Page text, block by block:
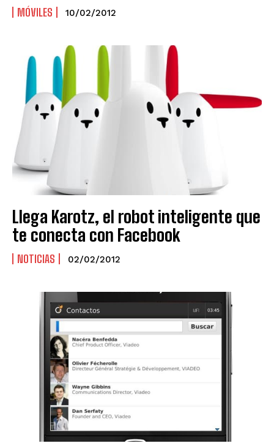
MÓVILES 10/02/2012
Llega Karotz, el robot inteligente que
te conecta con Facebook
NOTICIAS 02/02/2012